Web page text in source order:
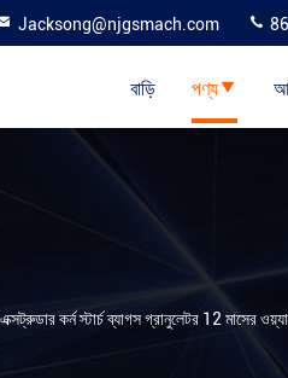
Jacksong@njgsmach.com
বাড়ি পণ্য
কর্ন স্টার্চ ব্যাগস গ্রানুলেটর 12 মাসের